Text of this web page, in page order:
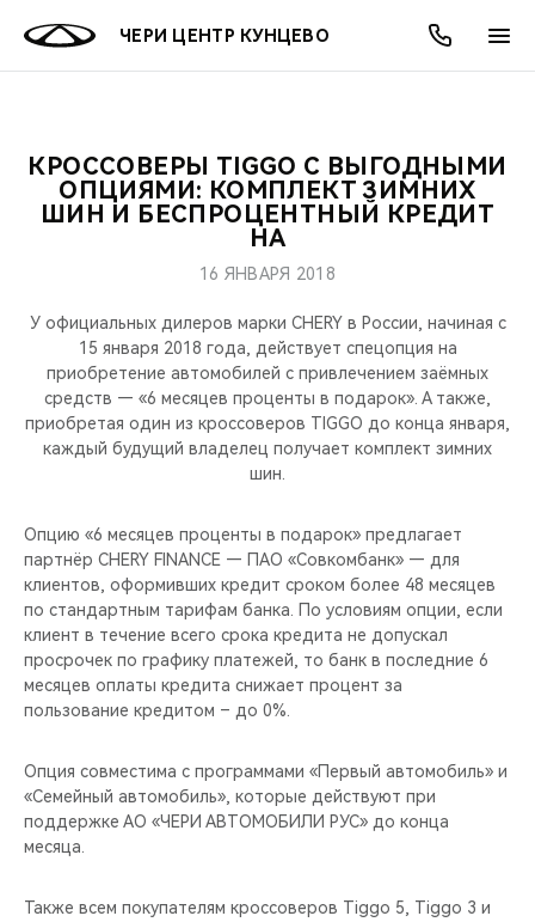
ЧЕРИ ЦЕНТР КУНЦЕВО
МОДЕЛИ
СЕДАНЫ
НОВИНКИ
ПОКУПАТЕЛЯМ
ВЛАДЕЛЬЦАМ
ПОДДЕРЖКА
CHERY CONNECT
МИР CHERY
CHERY В СОЦСЕТЯХ
ЛЮДИ CHERY
CHERY REMOTE
CHERY И СПОРТ
НАШИ МЕРОПРИЯТИЯ
ВИДЕООБЗОРЫ
CHERY ДЛЯ ДЕТЕЙ
АКЦИИ
ОНЛАЙН СЕРВИСЫ
О КОМПАНИИ
КРОССОВЕРЫ TIGGO С ВЫГОДНЫМИ
ОПЦИЯМИ: КОМПЛЕКТ ЗИМНИХ
ШИН И БЕСПРОЦЕНТНЫЙ КРЕДИТ
НА
16 ЯНВАРЯ 2018
У официальных дилеров марки CHERY в России, начиная с
15 января 2018 года, действует спецопция на
приобретение автомобилей с привлечением заёмных
средств — «6 месяцев проценты в подарок». А также,
приобретая один из кроссоверов TIGGO до конца января,
каждый будущий владелец получает комплект зимних
шин.
Опцию «6 месяцев проценты в подарок» предлагает
партнёр CHERY FINANCE — ПАО «Совкомбанк» — для
клиентов, оформивших кредит сроком более 48 месяцев
по стандартным тарифам банка. По условиям опции, если
клиент в течение всего срока кредита не допускал
просрочек по графику платежей, то банк в последние 6
месяцев оплаты кредита снижает процент за
пользование кредитом – до 0%.
Опция совместима с программами «Первый автомобиль» и
«Семейный автомобиль», которые действуют при
поддержке АО «ЧЕРИ АВТОМОБИЛИ РУС» до конца
месяца.
Также всем покупателям кроссоверов Tiggo 5, Tiggo 3 и